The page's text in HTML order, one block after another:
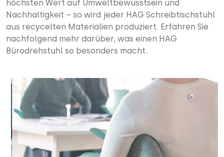
höchsten Wert auf Umweltbewusstsein und
Nachhaltigkeit – so wird jeder HAG Schreibtischstuhl
aus recycelten Materialien produziert. Erfahren Sie
nachfolgend mehr darüber, was einen HAG
Bürodrehstuhl so besonders macht.